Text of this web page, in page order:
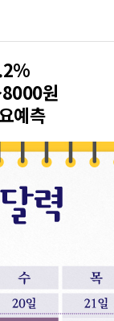
원
예측